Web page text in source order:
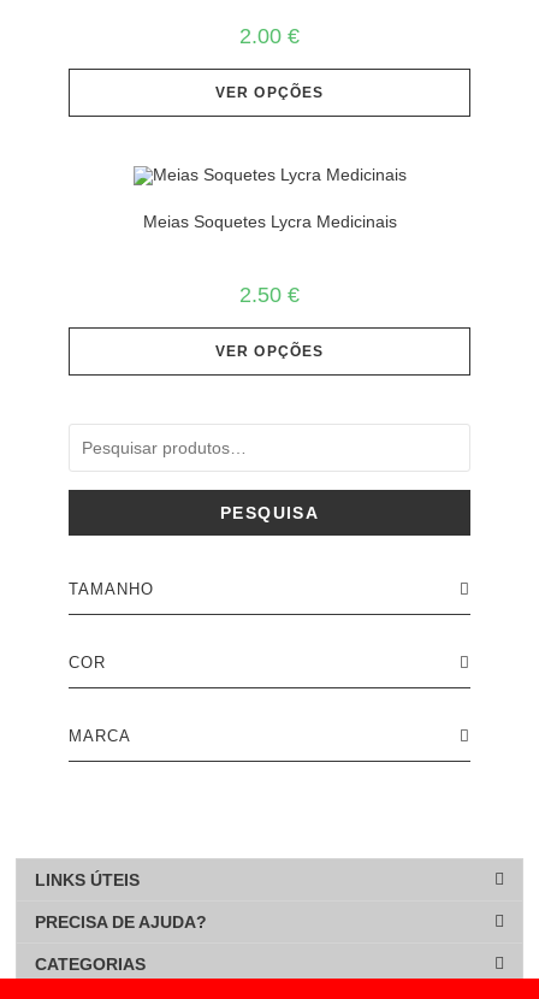
2.00 €
VER OPÇÕES
Meias Soquetes Lycra Medicinais
2.50 €
VER OPÇÕES
PESQUISA
TAMANHO
COR
MARCA
LINKS ÚTEIS
PRECISA DE AJUDA?
CATEGORIAS